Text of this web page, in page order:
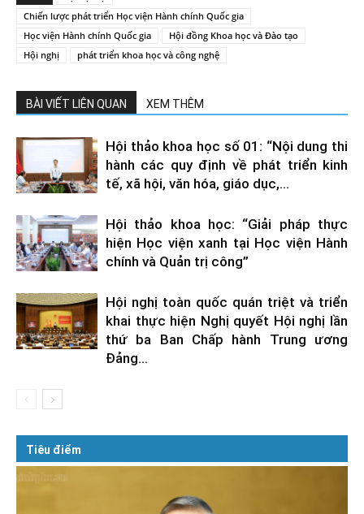
Chiến lược phát triển Học viện Hành chính Quốc gia
Học viện Hành chính Quốc gia
Hội đồng Khoa học và Đào tạo
Hội nghị
phát triển khoa học và công nghệ
BÀI VIẾT LIÊN QUAN XEM THÊM
Hội thảo khoa học số 01: “Nội dung thi
hành các quy định về phát triển kinh
tế, xã hội, văn hóa, giáo dục,...
Hội thảo khoa học: “Giải pháp thực
hiện Học viện xanh tại Học viện Hành
chính và Quản trị công”
Hội nghị toàn quốc quán triệt và triển
khai thực hiện Nghị quyết Hội nghị lần
thứ ba Ban Chấp hành Trung ương
Đảng...
Tiêu điểm